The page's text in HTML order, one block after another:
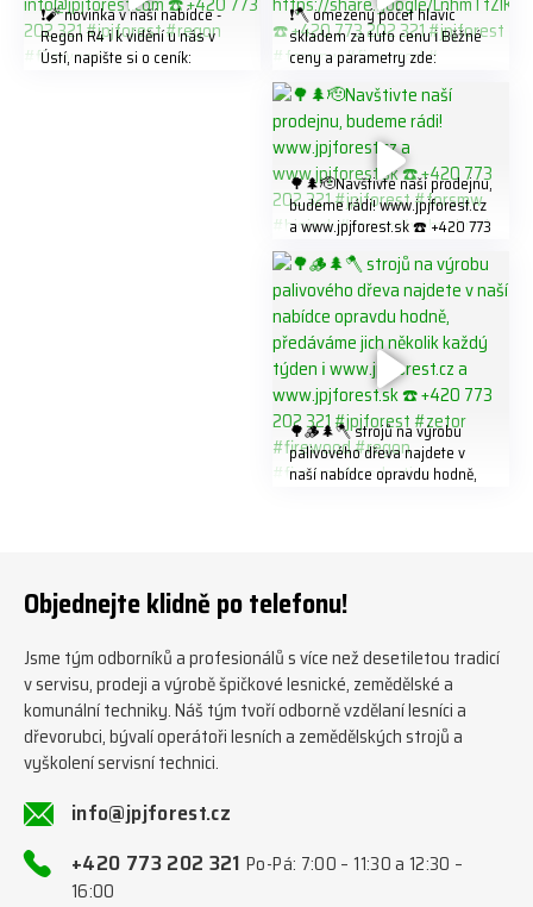
❗️🧨 novinka v naší nabídce -
Regon R4 ℹ️ k vidění u nás v
Ústí, napište si o ceník:
❗️🪓 omezený počet hlavic
skladem za tuto cenu ℹ️ Běžné
ceny a parametry zde:
K8W5t7i6o ☎️ +420 773 202
321 #jpjforest #forsmw
#firewood #
🌳🌲🫡Navštivte naší prodejnu,
budeme rádi! www.jpjforest.cz
a www.jpjforest.sk ☎️ +420 773
#biojack #regon #vahvajussi
🌳🪵🌲🪓 strojů na výrobu
palivového dřeva najdete v
naší nabídce opravdu hodně,
#firewoodproduction
Objednejte klidně po telefonu!
Jsme tým odborníků a profesionálů s více než desetiletou tradicí
v servisu, prodeji a výrobě špičkové lesnické, zemědělské a
komunální techniky. Náš tým tvoří odborně vzdělaní lesníci a
dřevorubci, bývalí operátoři lesních a zemědělských strojů a
vyškolení servisní technici.
info@jpjforest.cz
+420 773 202 321Po-Pá: 7:00 – 11:30 a 12:30 –
16:00